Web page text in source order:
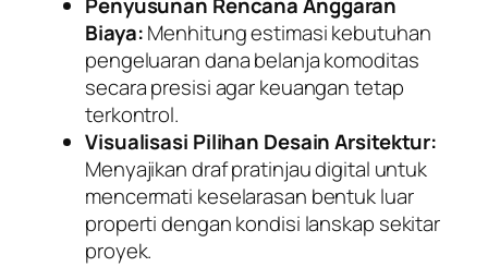
Penyusunan Rencana Anggaran
Biaya:Menhitung estimasi kebutuhan
pengeluaran dana belanja komoditas
secara presisi agar keuangan tetap
terkontrol.
Visualisasi Pilihan Desain Arsitektur:
Menyajikan draf pratinjau digital untuk
mencermati keselarasan bentuk luar
properti dengan kondisi lanskap sekitar
proyek.